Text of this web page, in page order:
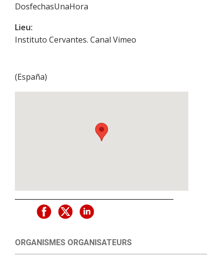
DosfechasUnaHora
Lieu:
Instituto Cervantes. Canal Vimeo
(España)
ORGANISMES ORGANISATEURS